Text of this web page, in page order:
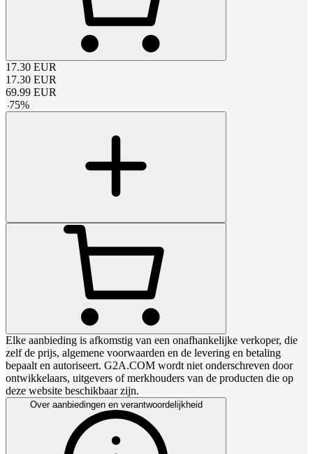
17.30 EUR
17.30 EUR
69.99 EUR
-75%
Elke aanbieding is afkomstig van een onafhankelijke verkoper, die
zelf de prijs, algemene voorwaarden en de levering en betaling
bepaalt en autoriseert. G2A.COM wordt niet onderschreven door
ontwikkelaars, uitgevers of merkhouders van de producten die op
deze website beschikbaar zijn.
Over aanbiedingen en verantwoordelijkheid